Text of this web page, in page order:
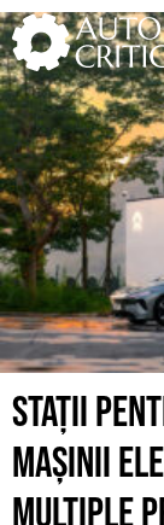
Skip
to
content
STAȚII
MAȘINII
MULTIPLE